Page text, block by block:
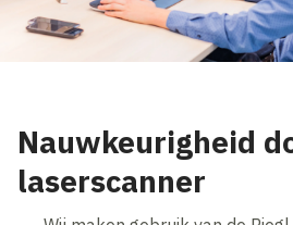
Nauwkeurigheid
laserscanner